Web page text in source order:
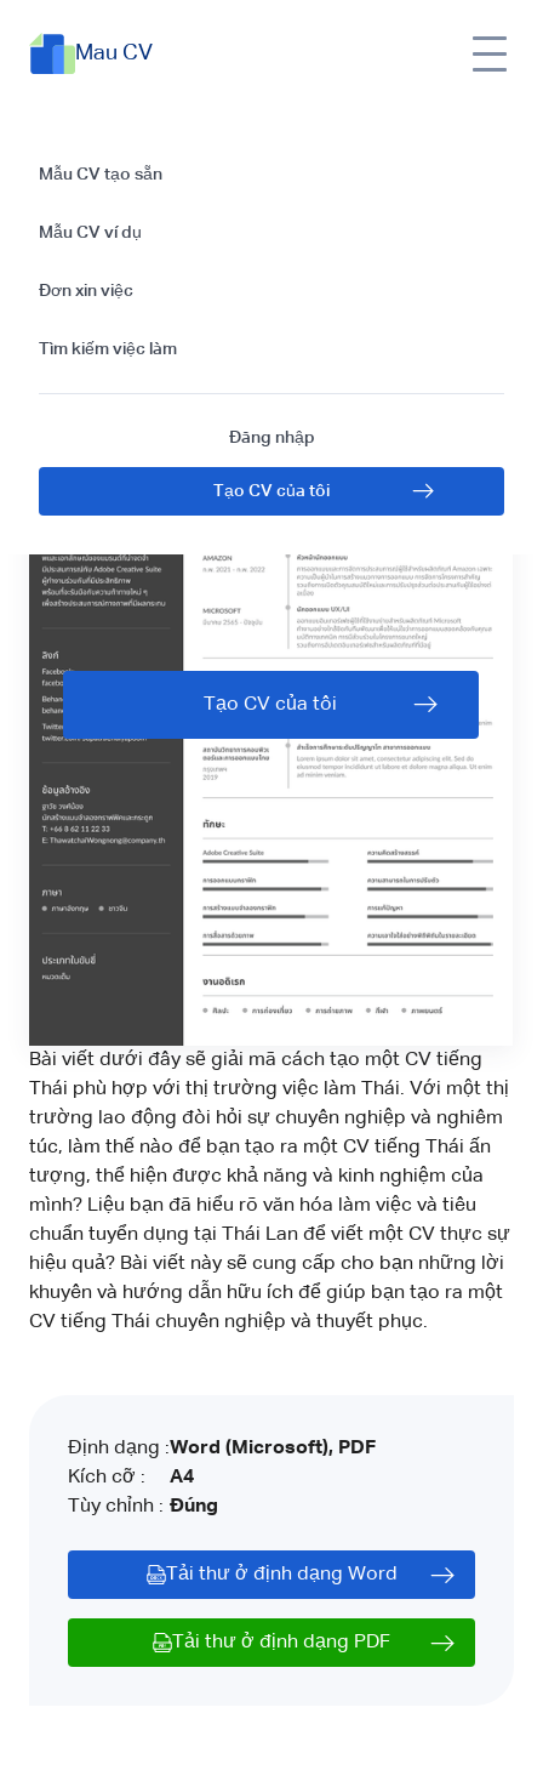
Mau CV
Mẫu CV tạo sẵn
Mẫu CV ví dụ
Đơn xin việc
Tìm kiếm việc làm
Đăng nhập
Tạo CV của tôi
Hướng dẫn tạo mẫu
CV và cách viết CV
bằng tiếng Thái
Tạo CV của tôi
Bài viết dưới đây sẽ giải mã cách tạo một CV tiếng
Thái phù hợp với thị trường việc làm Thái. Với một thị
trường lao động đòi hỏi sự chuyên nghiệp và nghiêm
túc, làm thế nào để bạn tạo ra một CV tiếng Thái ấn
tượng, thể hiện được khả năng và kinh nghiệm của
mình? Liệu bạn đã hiểu rõ văn hóa làm việc và tiêu
chuẩn tuyển dụng tại Thái Lan để viết một CV thực sự
hiệu quả? Bài viết này sẽ cung cấp cho bạn những lời
khuyên và hướng dẫn hữu ích để giúp bạn tạo ra một
CV tiếng Thái chuyên nghiệp và thuyết phục.
Định dạng :
Kích cỡ :
Tùy chỉnh :
Word (Microsoft), PDF
A4
Đúng
Tải thư ở định dạng Word
Tải thư ở định dạng PDF